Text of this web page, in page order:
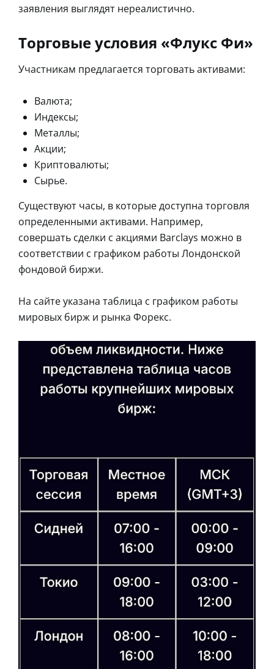
заявления выглядят нереалистично.
Торговые условия «Флукс Фи»
Участникам предлагается торговать активами:
Валюта;
Индексы;
Металлы;
Акции;
Криптовалюты;
Сырье.
Существуют часы, в которые доступна торговля
определенными активами. Например,
совершать сделки с акциями Barclays можно в
соответствии с графиком работы Лондонской
фондовой биржи.
На сайте указана таблица с графиком работы
мировых бирж и рынка Форекс.